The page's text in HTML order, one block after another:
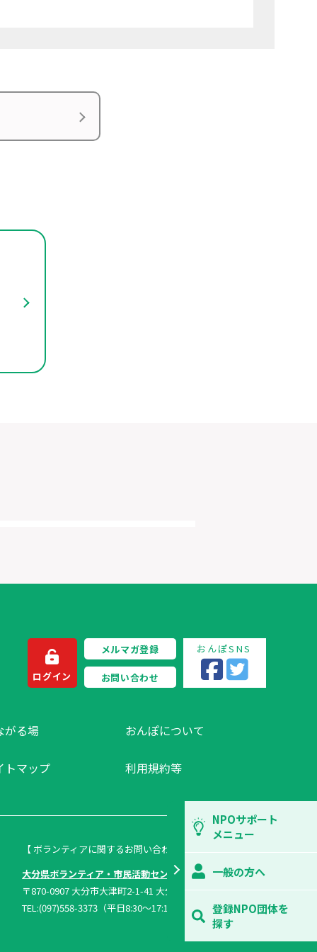
NPOサポート
メニュー
一般の方へ
登録NPO団体を
探す
ログイン
メルマガ登録
お問い合わせ
おんぽSNS
がる場 おんぽについて
トマップ 利用規約等
【 ボランティアに関するお問い合わせ 】
大分県ボランティア・市民活動センター
〒870-0907 大分市大津町2-1-41 大分県総合社会福祉会館内
TEL:(097)558-3373（平日8:30～17:15）FAX:(097)558-1296